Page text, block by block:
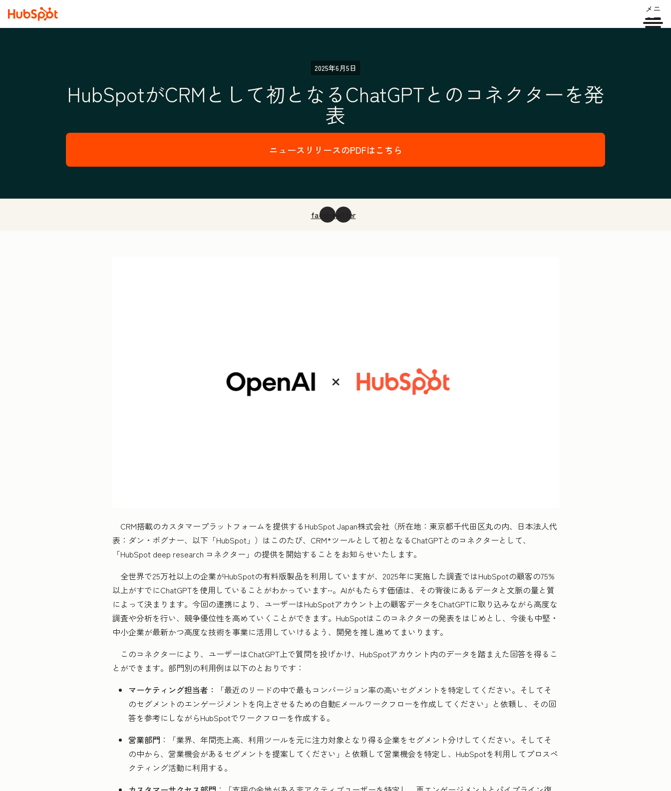
メニ
ュー
2025年6月5日
HubSpotがCRMとして初となるChatGPTとのコネクターを発
表
ニュースリリースのPDFはこちら
facebooktwitter
CRM搭載のカスタマープラットフォームを提供するHubSpot Japan株式会社（所在地：東京都千代田区丸の内、日本法人代
表：ダン・ボグナー、以下「HubSpot」）はこのたび、CRM*ツールとして初となるChatGPTとのコネクターとして、
「HubSpot deep research コネクター」の提供を開始することをお知らせいたします。
全世界で25万社以上の企業がHubSpotの有料版製品を利用していますが、2025年に実施した調査ではHubSpotの顧客の75%
以上がすでにChatGPTを使用していることがわかっています**。AIがもたらす価値は、その背後にあるデータと文脈の量と質
によって決まります。今回の連携により、ユーザーはHubSpotアカウント上の顧客データをChatGPTに取り込みながら高度な
調査や分析を行い、競争優位性を高めていくことができます。HubSpotはこのコネクターの発表をはじめとし、今後も中堅・
中小企業が最新かつ高度な技術を事業に活用していけるよう、開発を推し進めてまいります。
このコネクターにより、ユーザーはChatGPT上で質問を投げかけ、HubSpotアカウント内のデータを踏まえた回答を得るこ
とができます。部門別の利用例は以下のとおりです：
マーケティング担当者：
「最近のリードの中で最もコンバージョン率の高いセグメントを特定してください。そしてそ
のセグメントのエンゲージメントを向上させるための自動Eメールワークフローを作成してください」と依頼し、その回
答を参考にしながらHubSpotでワークフローを作成する。
営業部門 ：「業界、年間売上高、利用ツールを元に注力対象となり得る企業をセグメント分けしてください。そしてそ
の中から、営業機会があるセグメントを提案してください」と依頼して営業機会を特定し、HubSpotを利用してプロスペ
クティング活動に利用する。